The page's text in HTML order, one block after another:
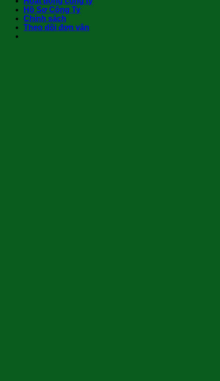
Hồ Sơ Công Ty
Chính sách
Theo dõi đơn vận